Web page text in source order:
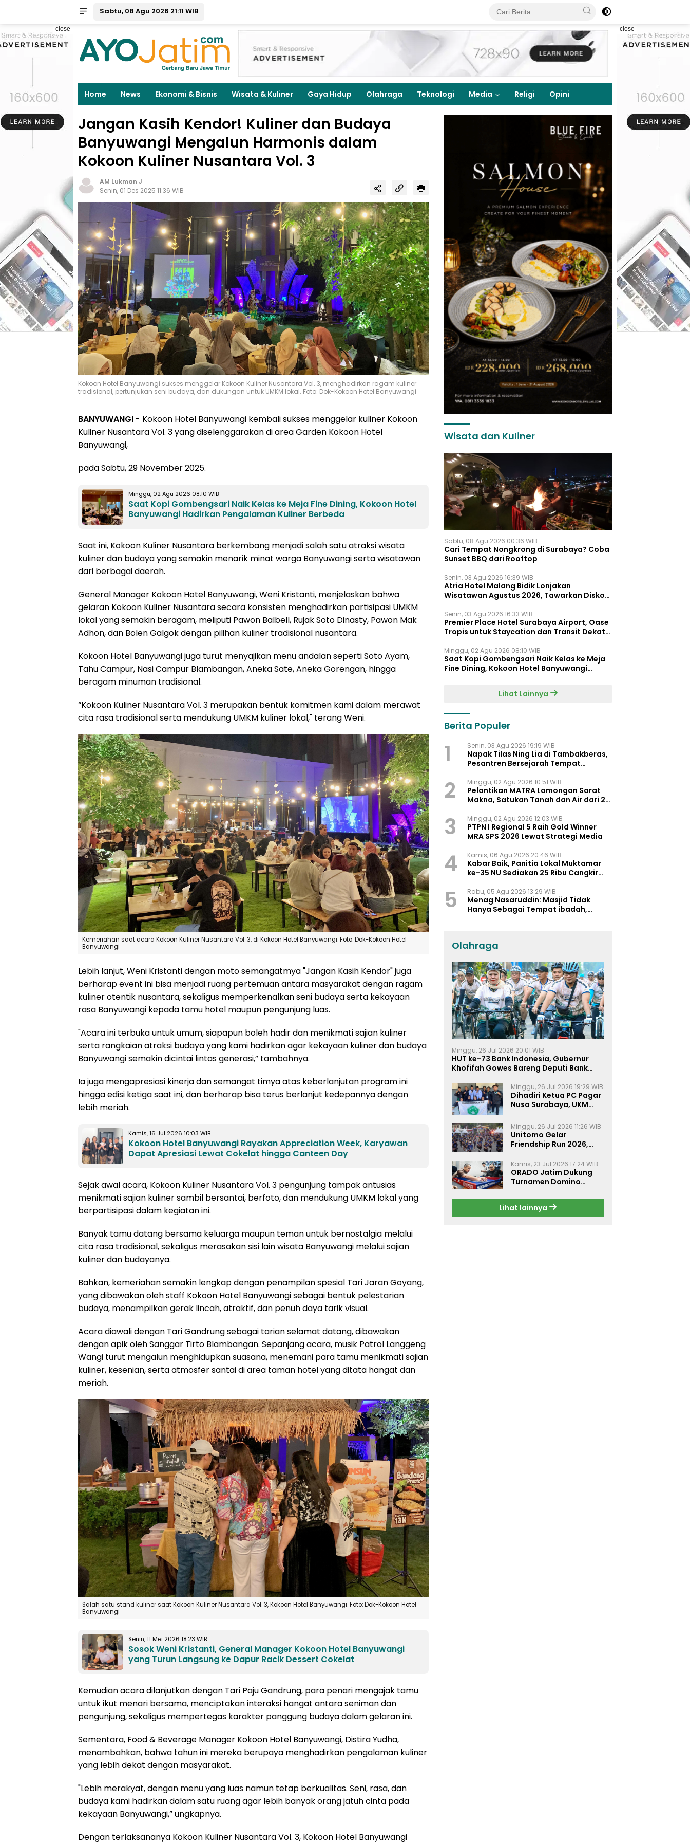
Sabtu, 08 Agu 2026 21:11 WIB
close close
Home News Ekonomi & Bisnis Wisata & Kuliner Gaya Hidup Olahraga Teknologi Media Religi Opini
Jangan Kasih Kendor! Kuliner dan Budaya
Banyuwangi Mengalun Harmonis dalam
Kokoon Kuliner Nusantara Vol. 3
AM Lukman J
Senin, 01 Des 2025 11:36 WIB
Kokoon Hotel Banyuwangi sukses menggelar Kokoon Kuliner Nusantara Vol. 3, menghadirkan ragam kuliner
tradisional, pertunjukan seni budaya, dan dukungan untuk UMKM lokal. Foto: Dok-Kokoon Hotel Banyuwangi
BANYUWANGI - Kokoon Hotel Banyuwangi kembali sukses menggelar kuliner Kokoon
Kuliner Nusantara Vol. 3 yang diselenggarakan di area Garden Kokoon Hotel
Banyuwangi,
pada Sabtu, 29 November 2025.
Minggu, 02 Agu 2026 08:10 WIB
Saat Kopi Gombengsari Naik Kelas ke Meja Fine Dining, Kokoon Hotel
Banyuwangi Hadirkan Pengalaman Kuliner Berbeda
Saat ini, Kokoon Kuliner Nusantara berkembang menjadi salah satu atraksi wisata
kuliner dan budaya yang semakin menarik minat warga Banyuwangi serta wisatawan
dari berbagai daerah.
General Manager Kokoon Hotel Banyuwangi, Weni Kristanti, menjelaskan bahwa
gelaran Kokoon Kuliner Nusantara secara konsisten menghadirkan partisipasi UMKM
lokal yang semakin beragam, meliputi Pawon Balbell, Rujak Soto Dinasty, Pawon Mak
Adhon, dan Bolen Galgok dengan pilihan kuliner tradisional nusantara.
Kokoon Hotel Banyuwangi juga turut menyajikan menu andalan seperti Soto Ayam,
Tahu Campur, Nasi Campur Blambangan, Aneka Sate, Aneka Gorengan, hingga
beragam minuman tradisional.
“Kokoon Kuliner Nusantara Vol. 3 merupakan bentuk komitmen kami dalam merawat
cita rasa tradisional serta mendukung UMKM kuliner lokal," terang Weni.
Kemeriahan saat acara Kokoon Kuliner Nusantara Vol. 3, di Kokoon Hotel Banyuwangi. Foto: Dok-Kokoon Hotel
Banyuwangi
Lebih lanjut, Weni Kristanti dengan moto semangatmya "Jangan Kasih Kendor" juga
berharap event ini bisa menjadi ruang pertemuan antara masyarakat dengan ragam
kuliner otentik nusantara, sekaligus memperkenalkan seni budaya serta kekayaan
rasa Banyuwangi kepada tamu hotel maupun pengunjung luas.
"Acara ini terbuka untuk umum, siapapun boleh hadir dan menikmati sajian kuliner
serta rangkaian atraksi budaya yang kami hadirkan agar kekayaan kuliner dan budaya
Banyuwangi semakin dicintai lintas generasi,” tambahnya.
Ia juga mengapresiasi kinerja dan semangat timya atas keberlanjutan program ini
hingga edisi ketiga saat ini, dan berharap bisa terus berlanjut kedepannya dengan
lebih meriah.
Kamis, 16 Jul 2026 10:03 WIB
Kokoon Hotel Banyuwangi Rayakan Appreciation Week, Karyawan
Dapat Apresiasi Lewat Cokelat hingga Canteen Day
Sejak awal acara, Kokoon Kuliner Nusantara Vol. 3 pengunjung tampak antusias
menikmati sajian kuliner sambil bersantai, berfoto, dan mendukung UMKM lokal yang
berpartisipasi dalam kegiatan ini.
Banyak tamu datang bersama keluarga maupun teman untuk bernostalgia melalui
cita rasa tradisional, sekaligus merasakan sisi lain wisata Banyuwangi melalui sajian
kuliner dan budayanya.
Bahkan, kemeriahan semakin lengkap dengan penampilan spesial Tari Jaran Goyang,
yang dibawakan oleh staff Kokoon Hotel Banyuwangi sebagai bentuk pelestarian
budaya, menampilkan gerak lincah, atraktif, dan penuh daya tarik visual.
Acara diawali dengan Tari Gandrung sebagai tarian selamat datang, dibawakan
dengan apik oleh Sanggar Tirto Blambangan. Sepanjang acara, musik Patrol Langgeng
Wangi turut mengalun menghidupkan suasana, menemani para tamu menikmati sajian
kuliner, kesenian, serta atmosfer santai di area taman hotel yang ditata hangat dan
meriah.
Salah satu stand kuliner saat Kokoon Kuliner Nusantara Vol. 3, Kokoon Hotel Banyuwangi. Foto: Dok-Kokoon Hotel
Banyuwangi
Senin, 11 Mei 2026 18:23 WIB
Sosok Weni Kristanti, General Manager Kokoon Hotel Banyuwangi
yang Turun Langsung ke Dapur Racik Dessert Cokelat
Kemudian acara dilanjutkan dengan Tari Paju Gandrung, para penari mengajak tamu
untuk ikut menari bersama, menciptakan interaksi hangat antara seniman dan
pengunjung, sekaligus mempertegas karakter panggung budaya dalam gelaran ini.
Sementara, Food & Beverage Manager Kokoon Hotel Banyuwangi, Distira Yudha,
menambahkan, bahwa tahun ini mereka berupaya menghadirkan pengalaman kuliner
yang lebih dekat dengan masyarakat.
"Lebih merakyat, dengan menu yang luas namun tetap berkualitas. Seni, rasa, dan
budaya kami hadirkan dalam satu ruang agar lebih banyak orang jatuh cinta pada
kekayaan Banyuwangi,” ungkapnya.
Dengan terlaksananya Kokoon Kuliner Nusantara Vol. 3, Kokoon Hotel Banyuwangi
Wisata dan Kuliner
Sabtu, 08 Agu 2026 00:36 WIB
Cari Tempat Nongkrong di Surabaya? Coba
Sunset BBQ dari Rooftop
Senin, 03 Agu 2026 16:39 WIB
Atria Hotel Malang Bidik Lonjakan
Wisatawan Agustus 2026, Tawarkan Diskon
Senin, 03 Agu 2026 16:33 WIB
Premier Place Hotel Surabaya Airport, Oase
Tropis untuk Staycation dan Transit Dekat
Minggu, 02 Agu 2026 08:10 WIB
Saat Kopi Gombengsari Naik Kelas ke Meja
Fine Dining, Kokoon Hotel Banyuwangi
Lihat Lainnya
Berita Populer
1 Senin, 03 Agu 2026 19:19 WIB
Napak Tilas Ning Lia di Tambakberas,
Pesantren Bersejarah Tempat
2 Minggu, 02 Agu 2026 10:51 WIB
Pelantikan MATRA Lamongan Sarat
Makna, Satukan Tanah dan Air dari 27
3 Minggu, 02 Agu 2026 12:03 WIB
PTPN I Regional 5 Raih Gold Winner
MRA SPS 2026 Lewat Strategi Media
4 Kamis, 06 Agu 2026 20:46 WIB
Kabar Baik, Panitia Lokal Muktamar
ke-35 NU Sediakan 25 Ribu Cangkir
5 Rabu, 05 Agu 2026 13:29 WIB
Menag Nasaruddin: Masjid Tidak
Hanya Sebagai Tempat ibadah,
Olahraga
Minggu, 26 Jul 2026 20:01 WIB
HUT ke-73 Bank Indonesia, Gubernur
Khofifah Gowes Bareng Deputi Bank
Minggu, 26 Jul 2026 19:29 WIB
Dihadiri Ketua PC Pagar
Nusa Surabaya, UKM
Sahkan Anggota Baru
Minggu, 26 Jul 2026 11:26 WIB
Unitomo Gelar
Friendship Run 2026,
Sehat di Surabaya
Kamis, 23 Jul 2026 17:24 WIB
ORADO Jatim Dukung
Turnamen Domino
2026 di Surabaya
Lihat lainnya